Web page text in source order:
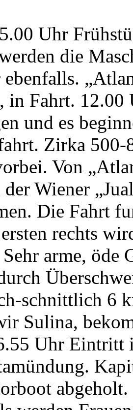
Uhr
die
ebenfalls.
in Fahrt.
und es
Zirka 500-
Von
Wiener
Die Fahrt
rechts
Sehr arme, öde
schnittlich 6
Sulina,
Uhr Eintritt
abgeholt.